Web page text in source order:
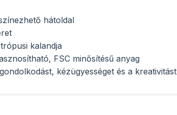
hátoldal
kalandja
FSC minősítésű anyag
kézügyességet és a kreativitást